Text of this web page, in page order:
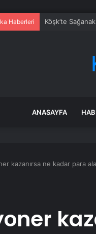
Haberleri Köşk’te
ANASAYFA
kazanırsa ne kadar para